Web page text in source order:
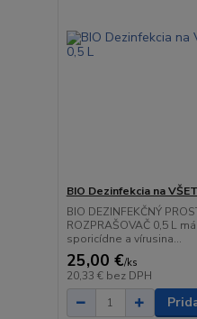
BIO Dezinfekcia na
BIO DEZINFEKČNÝ
ROZPRAŠOVAČ 0,5 L
sporicídne a vírusina...
25,00 €/ks
20,33 € bez DPH